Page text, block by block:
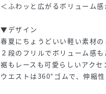
＜ふわッと広がるボリューム
▼デザイン
春夏にちょうどいい軽い素材の
２段のフリルでボリューム感
裾もレースも可愛らしいアクセ
ウエストは360°ゴムで、伸縮